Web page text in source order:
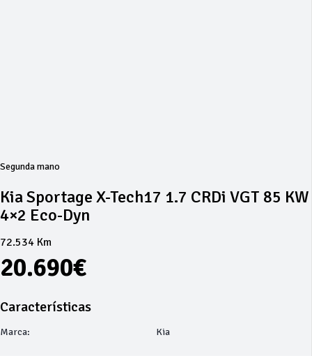
Segunda mano
Kia Sportage X-Tech17 1.7 CRDi VGT 85 KW
4×2 Eco-Dyn
72.534 Km
20.690€
Características
Marca: Kia